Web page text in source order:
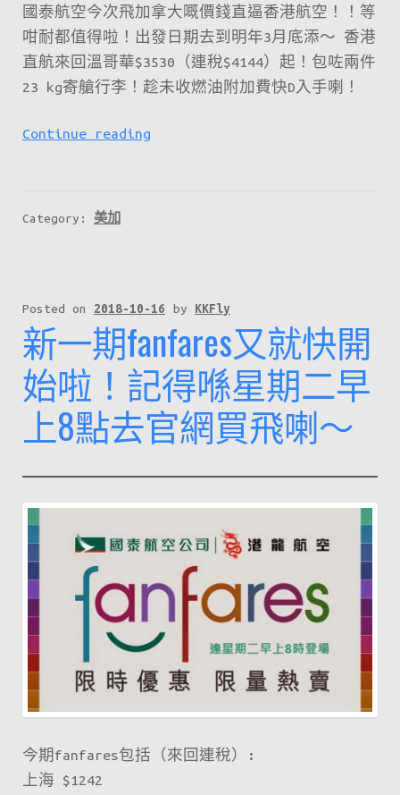
國泰航空今次飛加拿大嘅價錢直逼香港航空！！等
咁耐都值得啦！出發日期去到明年3月底添～ 香港
直航來回溫哥華$3530（連稅$4144）起！包咗兩件
23 kg寄艙行李！趁未收燃油附加費快D入手喇！
Continue reading國
平
飛
啦！
直
航
來
哥
稅
千
咋！！
探
度
Category: 美加
Posted on 2018-10-16 by KKFly
新一期fanfares又就快開
始啦！記得喺星期二早
上8點去官網買飛喇～
今期fanfares包括（來回連稅）:
上海 $1242